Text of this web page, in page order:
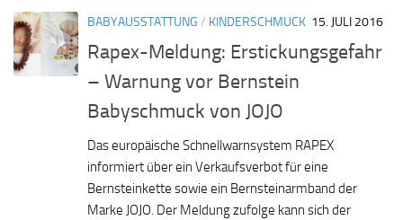
BABYAUSSTATTUNG / KINDERSCHMUCK 15. JULI 2016
Rapex-Meldung: Erstickungsgefahr
– Warnung vor Bernstein
Babyschmuck von JOJO
Das europäische Schnellwarnsystem RAPEX
informiert über ein Verkaufsverbot für eine
Bernsteinkette sowie ein Bernsteinarmband der
Marke JOJO. Der Meldung zufolge kann sich der